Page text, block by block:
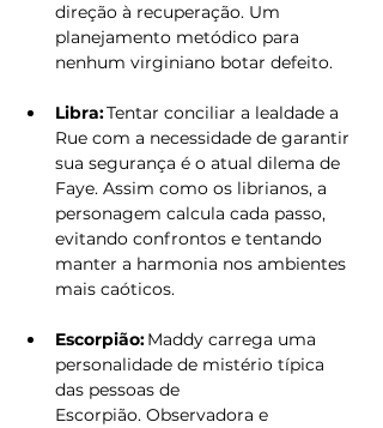
direção à recuperação. Um
planejamento metódico para
nenhum virginiano botar defeito.
Libra: Tentar conciliar a lealdade a
Rue com a necessidade de garantir
sua segurança é o atual dilema de
Faye. Assim como os librianos, a
personagem calcula cada passo,
evitando confrontos e tentando
manter a harmonia nos ambientes
mais caóticos.
Escorpião: Maddy carrega uma
personalidade de mistério típica
das pessoas de
Escorpião. Observadora e